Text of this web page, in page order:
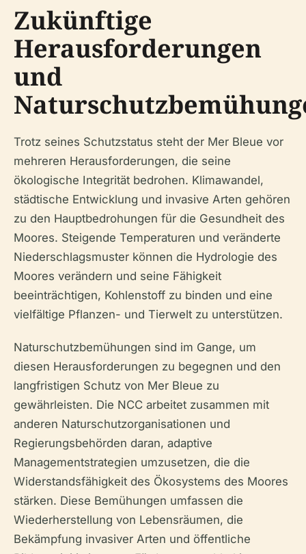
Zukünftige
Herausforderungen
und
Trotz seines Schutzstatus steht der Mer Bleue vor
mehreren Herausforderungen, die seine
ökologische Integrität bedrohen. Klimawandel,
städtische Entwicklung und invasive Arten gehören
zu den Hauptbedrohungen für die Gesundheit des
Moores. Steigende Temperaturen und veränderte
Niederschlagsmuster können die Hydrologie des
Moores verändern und seine Fähigkeit
beeinträchtigen, Kohlenstoff zu binden und eine
vielfältige Pflanzen- und Tierwelt zu unterstützen.
Naturschutzbemühungen sind im Gange, um
diesen Herausforderungen zu begegnen und den
langfristigen Schutz von Mer Bleue zu
gewährleisten. Die NCC arbeitet zusammen mit
anderen Naturschutzorganisationen und
Regierungsbehörden daran, adaptive
Managementstrategien umzusetzen, die die
Widerstandsfähigkeit des Ökosystems des Moores
stärken. Diese Bemühungen umfassen die
Wiederherstellung von Lebensräumen, die
Bekämpfung invasiver Arten und öffentliche